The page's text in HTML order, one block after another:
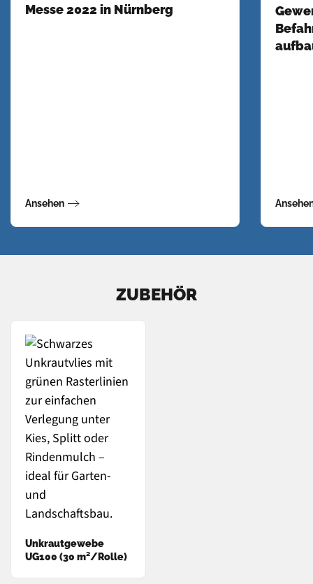
Messe 2022 in Nürnberg
Ansehen
ZUBEHÖR
Unkrautgewebe
UG100 (30 m²/Rolle)